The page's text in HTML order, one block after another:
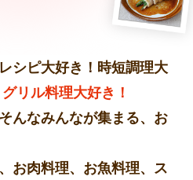
シピ大好き！時短調理大
グリル料理大好き！
んなみんなが集まる、お
お肉料理、お魚料理、ス